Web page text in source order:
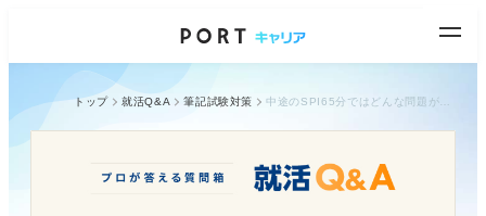
トップ 就活Q&A 筆記試験対策